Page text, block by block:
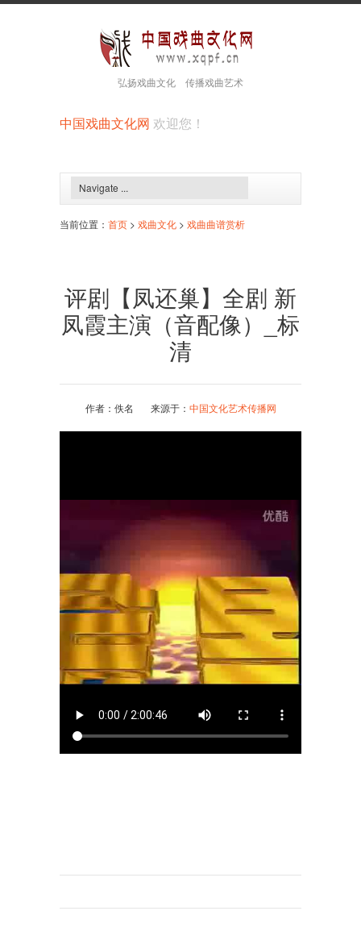
弘扬戏曲文化 传播戏曲艺术
中国戏曲文化网 欢迎您！
当前位置： 首页 > 戏曲文化 > 戏曲曲谱赏析
评剧【凤还巢】全剧 新
凤霞主演（音配像）_标
清
作者：佚名 来源于： 中国文化艺术传播网